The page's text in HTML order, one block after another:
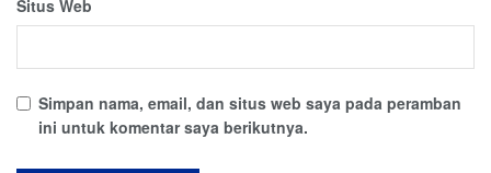
Situs Web
Simpan nama, email, dan situs web saya pada peramban
ini untuk komentar saya berikutnya.